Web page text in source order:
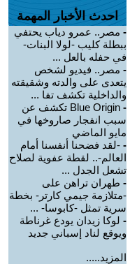
احدث الأخبار المهمة
- مصر.. عمرو دياب يحتفي
ببطلة كليب -لولا البنات-
في حفله بالعل ...
- مصر.. فيديو لشخص
يتعدى على والدته وشقيقته
والداخلية تكشف تفا ...
-
Blue Origin تكشف عن
سبب انفجار صاروخها في
مايو الماضي
- -لقد فضحنا أنفسنا أمام
العالم-.. لقطة عفوية لصلاح
تشعل الجدل ...
- طهران تراهن على
-متلازمة جيمي كارتر- بخطة
سرية تمثل -كابوسا- ...
- لوكا زيدان يودع غرناطة
ويوقع لناد إسباني جديد
المزيد.....